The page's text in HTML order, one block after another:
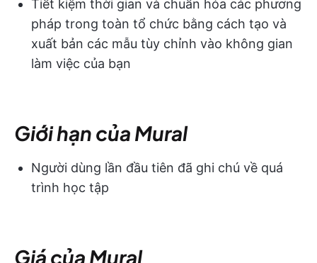
Tiết kiệm thời gian và chuẩn hóa các phương
pháp trong toàn tổ chức bằng cách tạo và
xuất bản các mẫu tùy chỉnh vào không gian
làm việc của bạn
Giới hạn của Mural
Người dùng lần đầu tiên đã ghi chú về quá
trình học tập
Giá của Mural